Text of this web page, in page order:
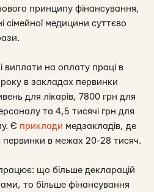
принципу фінансування,
сімейної медицини суттєво
на оплату праці в
в закладах первинки
для лікарів, 7800 грн для
та 4,5 тисячі грн для
Є приклади медзакладів, де
первинки в межах 20-28 тисяч.
що більше декларацій
то більше фінансування